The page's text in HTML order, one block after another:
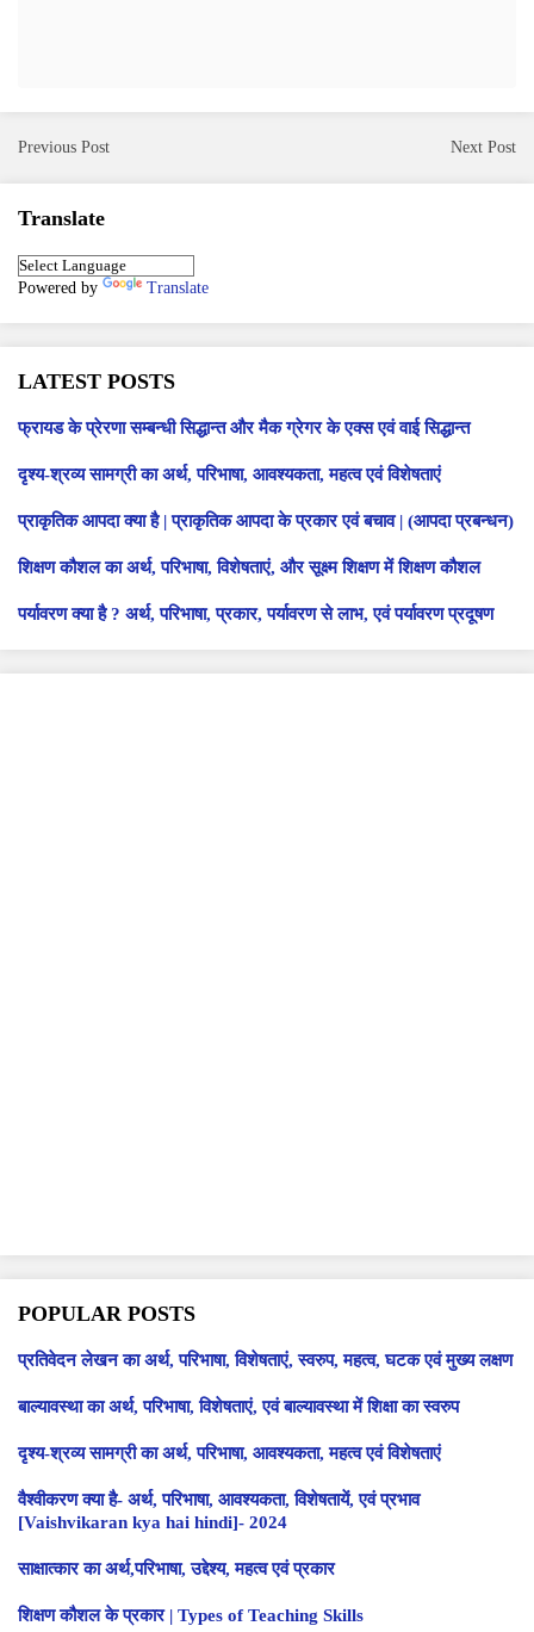
Previous Post Next Post
Translate
Powered by Translate
LATEST POSTS
फ्रायड के प्रेरणा सम्बन्धी सिद्धान्त और मैक ग्रेगर के एक्स एवं वाई सिद्धान्त
दृश्य-श्रव्य सामग्री का अर्थ, परिभाषा, आवश्यकता, महत्व एवं विशेषताएं
प्राकृतिक आपदा क्या है | प्राकृतिक आपदा के प्रकार एवं बचाव | (आपदा प्रबन्धन)
शिक्षण कौशल का अर्थ, परिभाषा, विशेषताएं, और सूक्ष्म शिक्षण में शिक्षण कौशल
पर्यावरण क्या है ? अर्थ, परिभाषा, प्रकार, पर्यावरण से लाभ, एवं पर्यावरण प्रदूषण
POPULAR POSTS
प्रतिवेदन लेखन का अर्थ, परिभाषा, विशेषताएं, स्वरुप, महत्व, घटक एवं मुख्य लक्षण
बाल्यावस्था का अर्थ, परिभाषा, विशेषताएं, एवं बाल्यावस्था में शिक्षा का स्वरुप
दृश्य-श्रव्य सामग्री का अर्थ, परिभाषा, आवश्यकता, महत्व एवं विशेषताएं
वैश्वीकरण क्या है- अर्थ, परिभाषा, आवश्यकता, विशेषतायें, एवं प्रभाव
[Vaishvikaran kya hai hindi]- 2024
साक्षात्कार का अर्थ,परिभाषा, उद्देश्य, महत्व एवं प्रकार
शिक्षण कौशल के प्रकार | Types of Teaching Skills